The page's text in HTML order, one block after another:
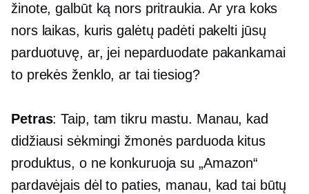
žinote, galbūt ką nors pritraukia. Ar yra koks
nors laikas, kuris galėtų padėti pakelti jūsų
parduotuvę, ar, jei neparduodate pakankamai
to prekės ženklo, ar tai tiesiog?
Petras: Taip, tam tikru mastu. Manau, kad
didžiausi sėkmingi žmonės parduoda kitus
produktus, o ne konkuruoja su „Amazon“
pardavėjais dėl to paties, manau, kad tai būtų